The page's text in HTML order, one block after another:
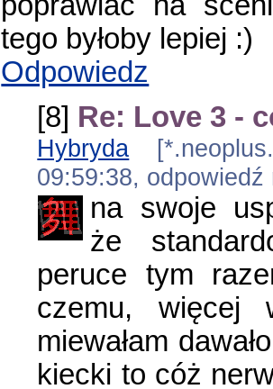
tego byłoby lepiej :)
Odpowiedz
[8] Re: Love 3 -
Hybryda
09:59:38,
na swoje
że
peruce tym
czemu, więcej
miewałam
kiecki to cóż